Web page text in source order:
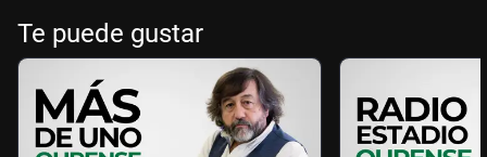
Te puede gustar